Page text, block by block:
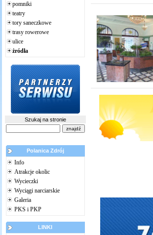
pomniki
teatry
tory saneczkowe
trasy rowerowe
ulice
żródła
Szukaj na stronie
Polanica Zdrój
Info
Atrakcje okolic
Wycieczki
Wyciągi narciarskie
Galeria
PKS i PKP
LINKI